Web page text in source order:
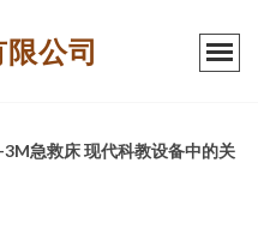
公司
3M急救床 现代科教设备中的关